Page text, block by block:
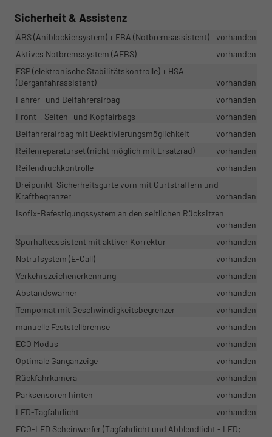
Sicherheit & Assistenz
ABS (Aniblockiersystem) + EBA (Notbremsassistent)
vorhanden
Aktives Notbremssystem (AEBS)
vorhanden
ESP (elektronische Stabilitätskontrolle) + HSA
(Berganfahrassistent)
vorhanden
Fahrer- und Beifahrerairbag
vorhanden
Front-, Seiten- und Kopfairbags
vorhanden
Beifahrerairbag mit Deaktivierungsmöglichkeit
vorhanden
Reifenreparaturset (nicht möglich mit Ersatzrad)
vorhanden
Reifendruckkontrolle
vorhanden
Dreipunkt-Sicherheitsgurte vorn mit Gurtstraffern und
Kraftbegrenzer
vorhanden
Isofix-Befestigungssystem an den seitlichen Rücksitzen
vorhanden
Spurhalteassistent mit aktiver Korrektur
vorhanden
Notrufsystem (E-Call)
vorhanden
Verkehrszeichenerkennung
vorhanden
Abstandswarner
vorhanden
Tempomat mit Geschwindigkeitsbegrenzer
vorhanden
manuelle Feststellbremse
vorhanden
ECO Modus
vorhanden
Optimale Ganganzeige
vorhanden
Rückfahrkamera
vorhanden
Parksensoren hinten
vorhanden
LED-Tagfahrlicht
vorhanden
ECO-LED Scheinwerfer (Tagfahrlicht und Abblendlicht - LED;